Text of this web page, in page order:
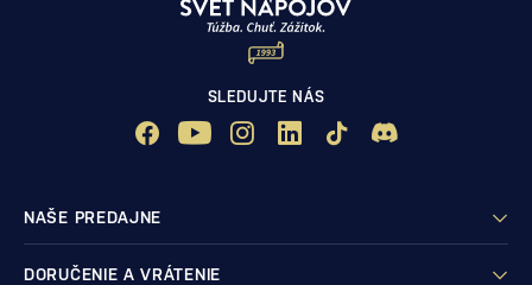
SLEDUJTE NÁS
NAŠE PREDAJNE
DORUČENIE A VRÁTENIE